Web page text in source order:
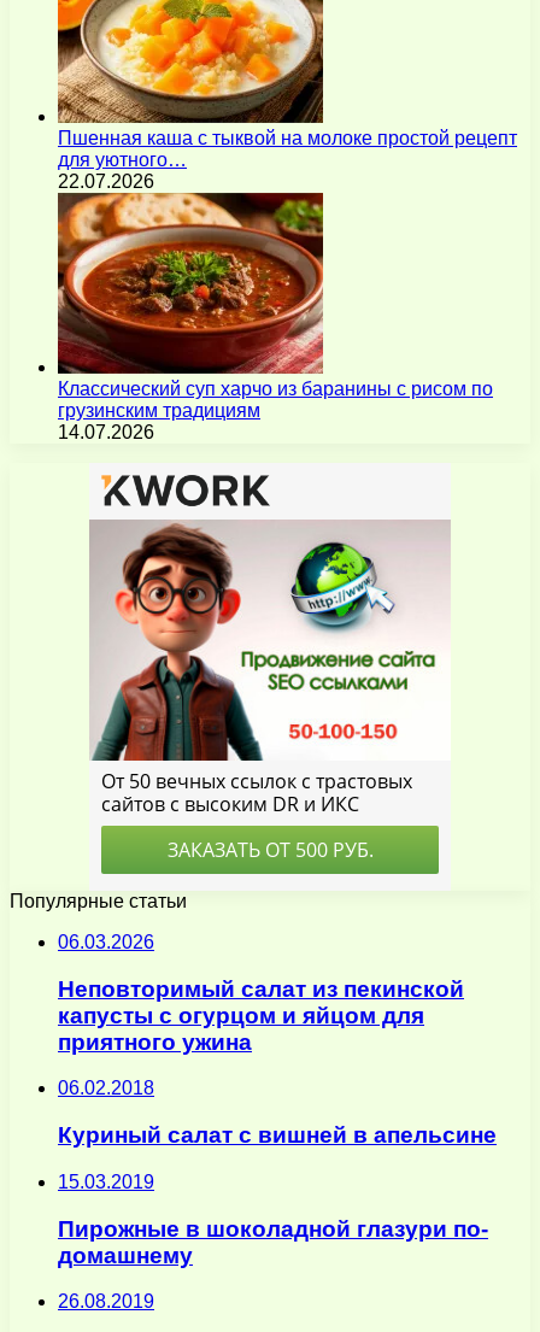
Пшенная каша с тыквой на молоке простой рецепт
для уютного…
22.07.2026
Классический суп харчо из баранины с рисом по
грузинским традициям
14.07.2026
Популярные статьи
06.03.2026
Неповторимый салат из пекинской
капусты с огурцом и яйцом для
приятного ужина
06.02.2018
Куриный салат с вишней в апельсине
15.03.2019
Пирожные в шоколадной глазури по-
домашнему
26.08.2019